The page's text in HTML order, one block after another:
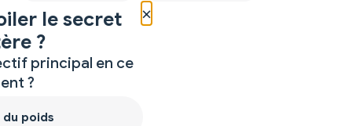
×
le secret
?
principal en ce
?
poids